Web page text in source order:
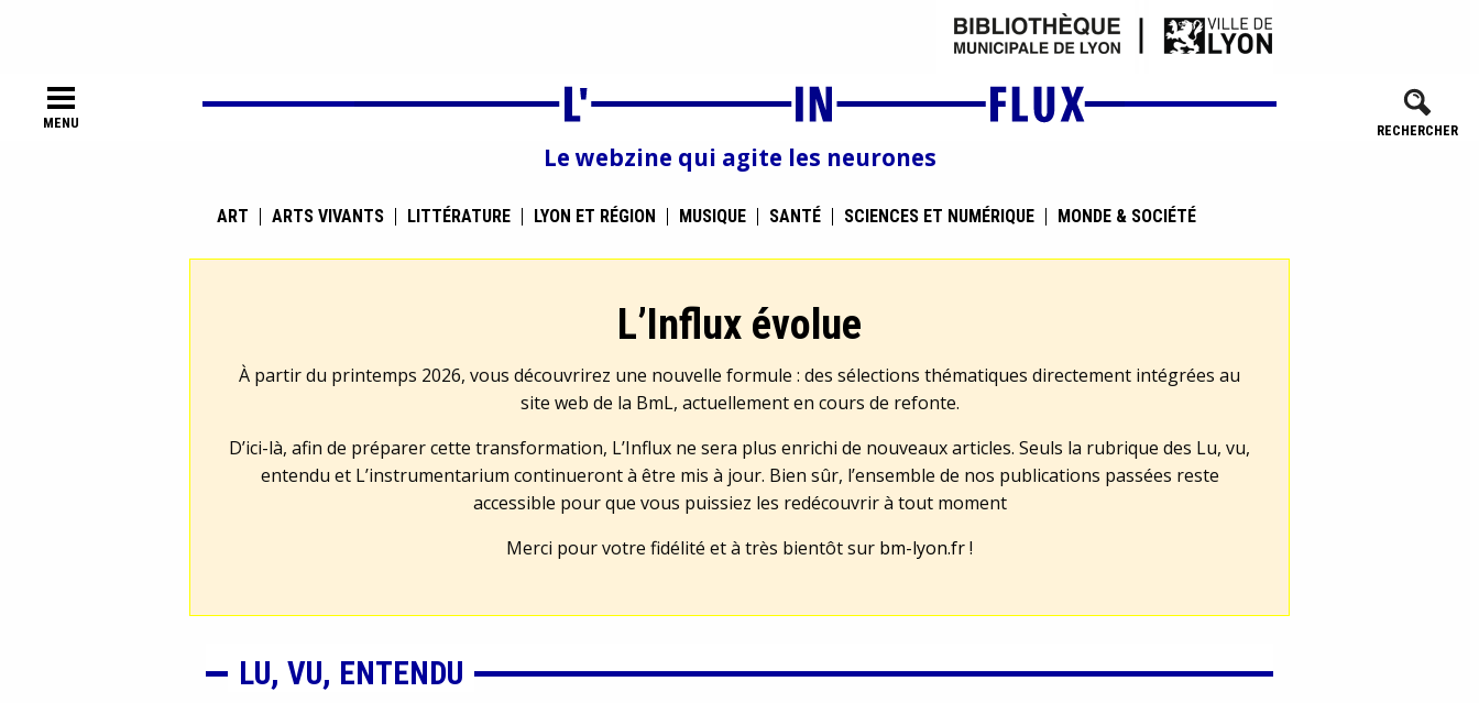
MENU RECHERCHER
Le webzine qui agite les neurones
ART ARTS VIVANTS LITTÉRATURE LYON ET RÉGION MUSIQUE SANTÉ SCIENCES ET NUMÉRIQUE MONDE & SOCIÉTÉ
L’Influx évolue
À partir du printemps 2026, vous découvrirez une nouvelle formule : des sélections thématiques directement intégrées au
site web de la BmL, actuellement en cours de refonte.
D’ici-là, afin de préparer cette transformation, L’Influx ne sera plus enrichi de nouveaux articles. Seuls la rubrique des Lu, vu,
entendu et L’instrumentarium continueront à être mis à jour. Bien sûr, l’ensemble de nos publications passées reste
accessible pour que vous puissiez les redécouvrir à tout moment
Merci pour votre fidélité et à très bientôt sur bm-lyon.fr!
LU, VU, ENTENDU